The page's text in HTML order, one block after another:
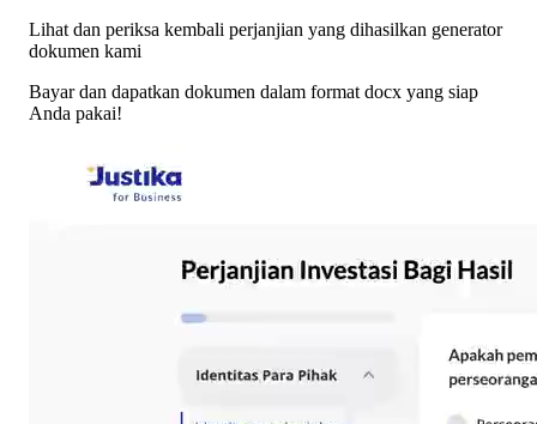
Lihat dan periksa kembali perjanjian yang dihasilkan generator
dokumen kami
Bayar dan dapatkan dokumen dalam format docx yang siap
Anda pakai!